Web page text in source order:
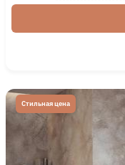
Стильная цена